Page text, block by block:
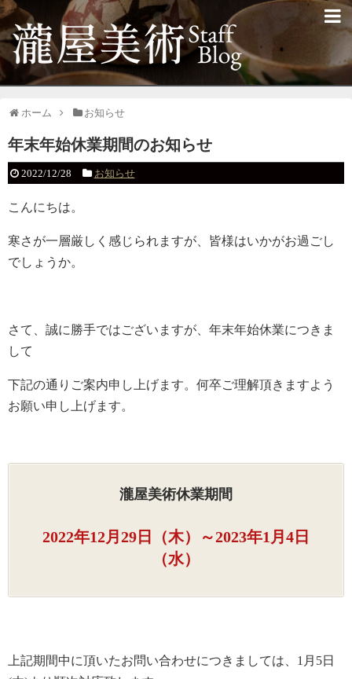
ホーム お知らせ
年末年始休業期間のお知らせ
2022/12/28 お知らせ
こんにちは。
寒さが一層厳しく感じられますが、皆様はいかがお過ごし
でしょうか。
さて、誠に勝手ではございますが、年末年始休業につきま
して
下記の通りご案内申し上げます。何卒ご理解頂きますよう
お願い申し上げます。
瀧屋美術休業期間
2022年12月29日（木）～2023年1月4日
（水）
上記期間中に頂いたお問い合わせにつきましては、 1月5日